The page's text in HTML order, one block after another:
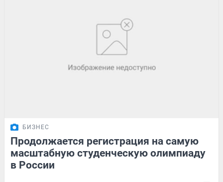
БИЗНЕС
Продолжается регистрация на самую
масштабную студенческую олимпиаду
в России